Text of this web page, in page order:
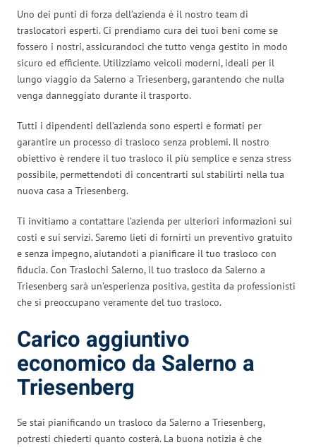
Uno dei punti di forza dell’azienda è il nostro team di
traslocatori esperti. Ci prendiamo cura dei tuoi beni come se
fossero i nostri, assicurandoci che tutto venga gestito in modo
sicuro ed efficiente. Utilizziamo veicoli moderni, ideali per il
lungo viaggio da Salerno a Triesenberg, garantendo che nulla
venga danneggiato durante il trasporto.
Tutti i dipendenti dell’azienda sono esperti e formati per
garantire un processo di trasloco senza problemi. Il nostro
obiettivo è rendere il tuo trasloco il più semplice e senza stress
possibile, permettendoti di concentrarti sul stabilirti nella tua
nuova casa a Triesenberg.
Ti invitiamo a contattare l’azienda per ulteriori informazioni sui
costi e sui servizi. Saremo lieti di fornirti un preventivo gratuito
e senza impegno, aiutandoti a pianificare il tuo trasloco con
fiducia. Con Traslochi Salerno, il tuo trasloco da Salerno a
Triesenberg sarà un’esperienza positiva, gestita da professionisti
che si preoccupano veramente del tuo trasloco.
Carico aggiuntivo
economico da Salerno a
Triesenberg
Se stai pianificando un trasloco da Salerno a Triesenberg,
potresti chiederti quanto costerà. La buona notizia è che